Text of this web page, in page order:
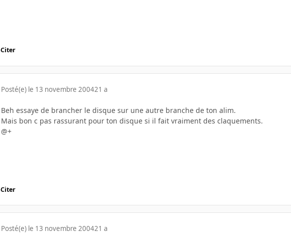
Citer
Posté(e) le 13 novembre 200421 a
Beh essaye de brancher le disque sur une autre branche de ton alim.
Mais bon c pas rassurant pour ton disque si il fait vraiment des claquements.
@+
Citer
Posté(e) le 13 novembre 200421 a